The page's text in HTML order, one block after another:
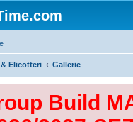
Elicotteri Gallerie
Build